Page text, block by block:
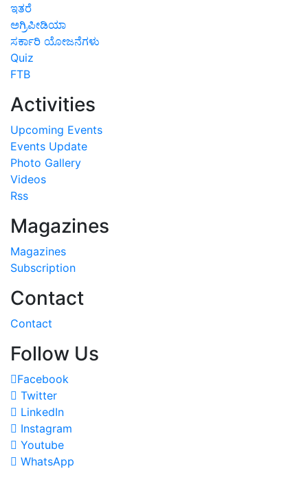
ಇತರೆ
ಅಗ್ರಿಪೀಡಿಯಾ
ಸರ್ಕಾರಿ ಯೋಜನೆಗಳು
Quiz
FTB
Activities
Upcoming Events
Events Update
Photo Gallery
Videos
Rss
Magazines
Magazines
Subscription
Contact
Contact
Follow Us
Facebook
Twitter
LinkedIn
Instagram
Youtube
WhatsApp